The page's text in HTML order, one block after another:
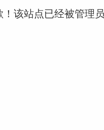
！该站点已经被管理